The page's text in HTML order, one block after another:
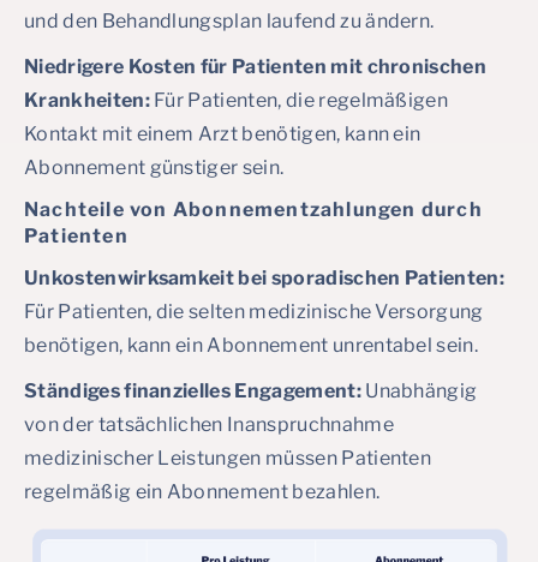
und den Behandlungsplan laufend zu ändern.
Niedrigere Kosten für Patienten mit chronischen
Krankheiten: Für Patienten, die regelmäßigen
Kontakt mit einem Arzt benötigen, kann ein
Abonnement günstiger sein.
Nachteile von Abonnementzahlungen durch
Patienten
Unkostenwirksamkeit bei sporadischen Patienten:
Für Patienten, die selten medizinische Versorgung
benötigen, kann ein Abonnement unrentabel sein.
Ständiges finanzielles Engagement: Unabhängig
von der tatsächlichen Inanspruchnahme
medizinischer Leistungen müssen Patienten
regelmäßig ein Abonnement bezahlen.